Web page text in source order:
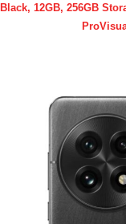
Black, 12GB, 256GB